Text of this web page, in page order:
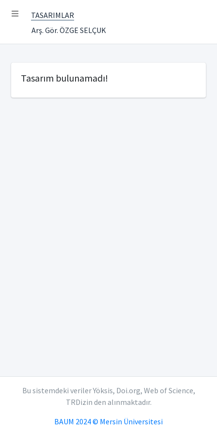
TASARIMLAR
Arş. Gör. ÖZGE SELÇUK
Tasarım bulunamadı!
Bu sistemdeki veriler Yöksis, Doi.org, Web of Science,
TRDizin den alınmaktadır.
BAUM 2024 © Mersin Üniversitesi